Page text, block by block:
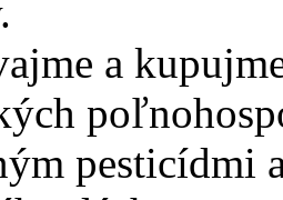
a
pesticídmi